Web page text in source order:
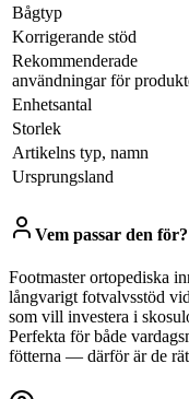
Bågtyp
Korrigerande stöd
Rekommenderade
användningar för
Enhetsantal
Storlek
Artikelns typ, namn
Ursprungsland
Vem passar den för?
Footmaster ortopediska
långvarigt fotvalvsstöd
som vill investera i
Perfekta för både
fötterna — därför är de